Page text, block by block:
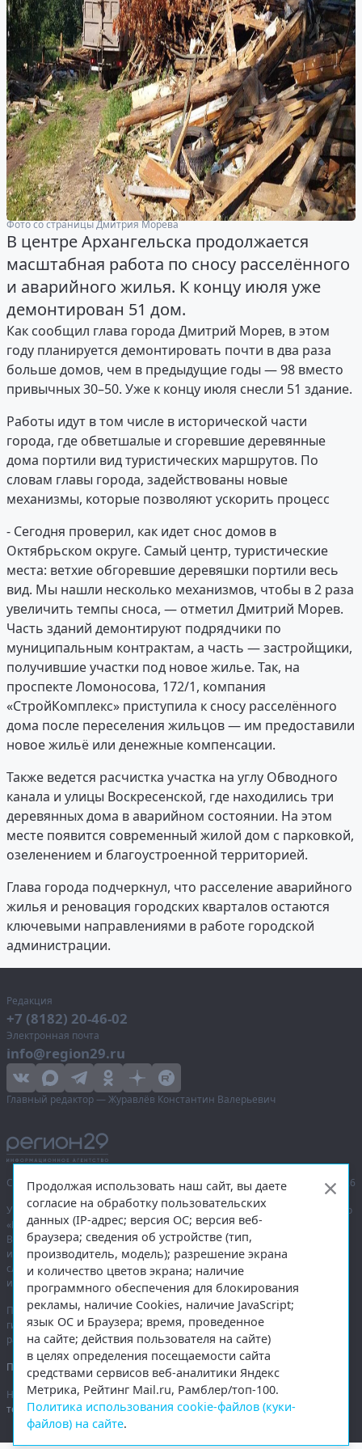
Фото со страницы Дмитрия Морева
В центре Архангельска продолжается
масштабная работа по сносу расселённого
и аварийного жилья. К концу июля уже
демонтирован 51 дом .
Как сообщил глава города Дмитрий Морев, в этом
году планируется демонтировать почти в два раза
больше домов, чем в предыдущие годы — 98 вместо
привычных 30–50. Уже к концу июля снесли 51 здание.
Работы идут в том числе в исторической части
города, где обветшалые и сгоревшие деревянные
дома портили вид туристических маршрутов. По
словам главы города, задействованы новые
механизмы, которые позволяют ускорить процесс
- Сегодня проверил, как идет снос домов в
Октябрьском округе. Самый центр, туристические
места: ветхие обгоревшие деревяшки портили весь
вид. Мы нашли несколько механизмов, чтобы в 2 раза
увеличить темпы сноса, — отметил Дмитрий Морев.
Часть зданий демонтируют подрядчики по
муниципальным контрактам, а часть — застройщики,
получившие участки под новое жилье. Так, на
проспекте Ломоносова, 172/1, компания
«СтройКомплекс» приступила к сносу расселённого
дома после переселения жильцов — им предоставили
новое жильё или денежные компенсации.
Также ведется расчистка участка на углу Обводного
канала и улицы Воскресенской, где находились три
деревянных дома в аварийном состоянии. На этом
месте появится современный жилой дом с парковкой,
озеленением и благоустроенной территорией.
Глава города подчеркнул, что расселение аварийного
жилья и реновация городских кварталов остаются
ключевыми направлениями в работе городской
администрации.
Редакция
+7 (8182) 20-46-02
Электронная почта
info@region29.ru
Главный редактор — Журавлёв Константин Валерьевич
Сетевое издание «Информационное агентство Регион 29»,
© 2016–2026
Учредитель — общество с ограниченной ответственностью «Агентство
«Правда Севера».
Выписка из реестра зарегистрированных средств массовой
информации:ЭЛ № ФС 77-74226от 09.11.2018 выдано Федеральной
службой по надзору в сфере связи, информационных технологий
и массовых коммуникаций (Роскомнадзор).
При полном или частичном использовании любых материалов
гиперссылка на region29.ruобязательна. Копирование материалов без
разрешения администрации сайта запрещено.
Правовая информация
На информационном ресурсе применяютсярекомендательные
технологии.
Продолжая использовать наш сайт, вы даете
согласие на обработку пользовательских
данных (IP-адрес; версия ОС; версия веб-
браузера; сведения об устройстве (тип,
производитель, модель); разрешение экрана
и количество цветов экрана; наличие
программного обеспечения для блокирования
рекламы, наличие Cookies, наличие JavaScript;
язык ОС и Браузера; время, проведенное
на сайте; действия пользователя на сайте)
в целях определения посещаемости сайта
средствами сервисов веб-аналитики Яндекс
Метрика, Рейтинг Mail.ru, Рамблер/топ-100.
Политика использования cookie-файлов (куки-
файлов) на сайте.